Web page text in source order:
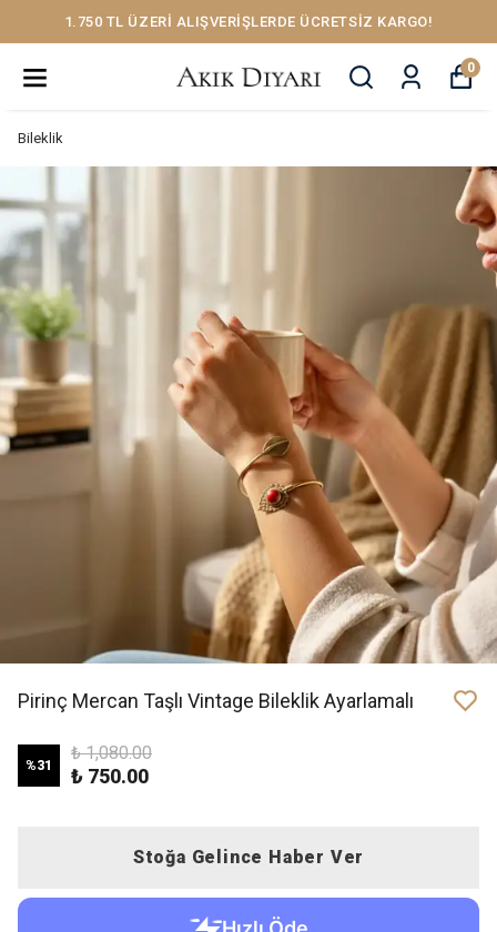
1.750 TL ÜZERİ ALIŞVERİŞLERDE ÜCRETSİZ KARGO!
0
Bileklik
Pirinç Mercan Taşlı Vintage Bileklik Ayarlamalı
%31
₺ 1,080.00
₺ 750.00
Stoğa Gelince Haber Ver